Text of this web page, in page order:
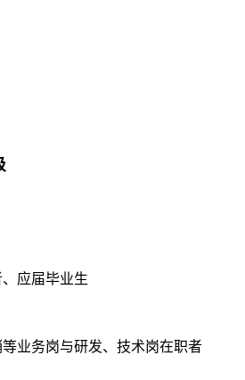
应届毕业生
业务岗与研发、技术岗在职者